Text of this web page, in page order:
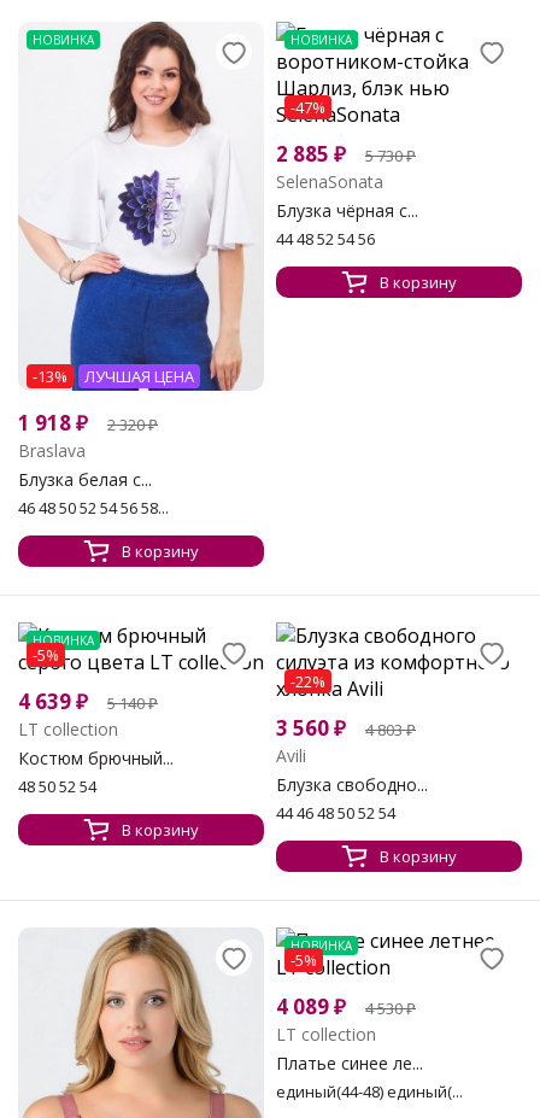
НОВИНКА
-13% ЛУЧШАЯ ЦЕНА
1 918₽ 2 320₽
Braslava
Блузка белая с...
46 48 50 52 54 56 58...
В корзину
НОВИНКА
-47%
2 885 ₽ 5 730₽
SelenaSonata
Блузка чёрная с...
44 48 52 54 56
В корзину
НОВИНКА
-5%
4 639₽ 5 140₽
LT collection
Костюм брючный...
48 50 52 54
В корзину
-22%
3 560₽ 4 803₽
Avili
Блузка свободно...
44 46 48 50 52 54
В корзину
НОВИНКА
-5%
4 089₽ 4 530₽
LT collection
Платье синее ле...
единый(44-48) единый(...